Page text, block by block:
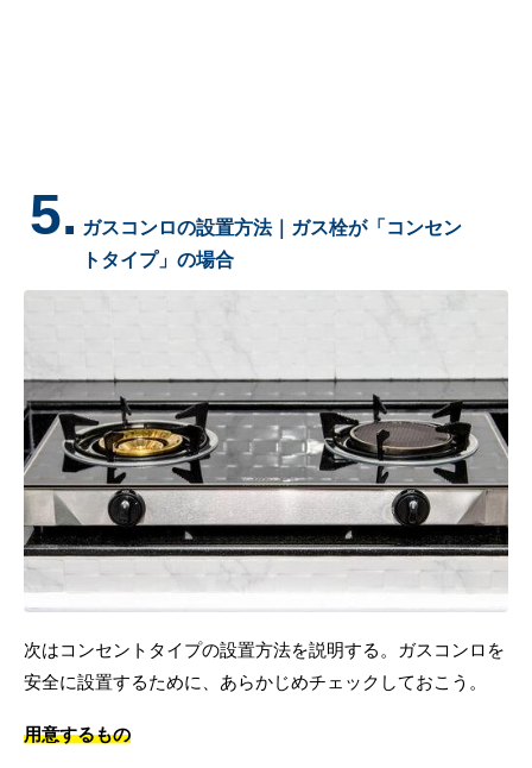
5. ガスコンロの設置方法｜ガス栓が「コンセン
トタイプ」の場合
次はコンセントタイプの設置方法を説明する。ガスコンロを
安全に設置するために、あらかじめチェックしておこう。
用意するもの